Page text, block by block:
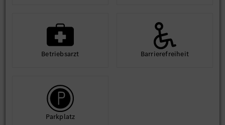
Betriebs­arzt Barriere­frei­heit
Park­platz